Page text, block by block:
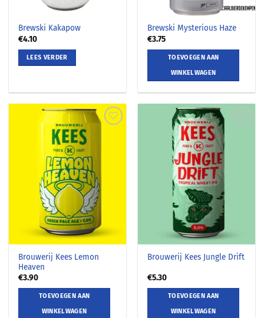
Brewski Kakapow
€4.10
LEES VERDER
Brewski Mysterious Haze
€3.75
TOEVOEGEN AAN
WINKELWAGEN
Brouwerij Kees Lemon
Heaven
€3.90
TOEVOEGEN AAN
WINKELWAGEN
Brouwerij Kees Jungle Drift
€5.30
TOEVOEGEN AAN
WINKELWAGEN